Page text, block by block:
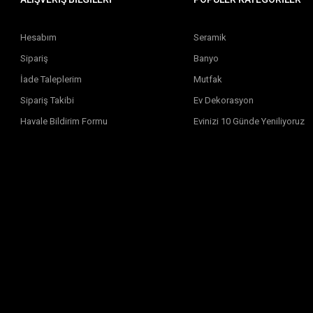
Hesabım
Sipariş
İade Taleplerim
Sipariş Takibi
Havale Bildirim Formu
Seramik
Banyo
Mutfak
Ev Dekorasyon
Evinizi 10 Günde Yeniliyoruz